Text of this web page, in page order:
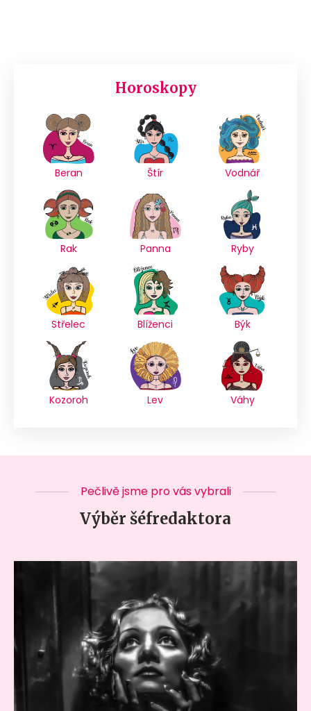
Horoskopy
Beran Štír Vodnář
Rak Panna Ryby
Střelec Blíženci Býk
Kozoroh Lev Váhy
Pečlivě jsme pro vás vybrali
Výběr šéfredaktora